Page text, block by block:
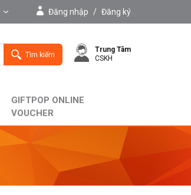
Đăng nhập / Đăng ký
Tìm kiếm
Trung Tâm
CSKH
GIFTPOP ONLINE
VOUCHER